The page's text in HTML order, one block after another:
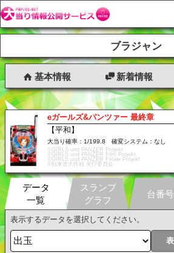
ブラジャン
基本情報 新着情報
eガールズ&パンツァー 最終章
【平和】
大当り確率：1/199.8 確変システム：なし
©GIRLS und PANZER Projekt
©GIRLS und PANZER Film Projekt
©GIRLS und PANZER Finale Projekt
©戦車道大作戦 実行委員会
データ
一覧
表示するデータを選択してください。
スランプ
グラフ
台番号